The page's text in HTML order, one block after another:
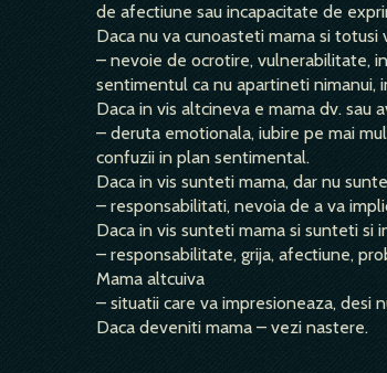
de afectiune sau incapacitate de
Daca nu va cunoasteti mama si totusi
– nevoie de ocrotire, vulnerabilitate,
sentimentul ca nu apartineti nimanui,
Daca in vis altcineva e mama dv. sau
– deruta emotionala, iubire pe mai
confuzii in plan sentimental.
Daca in vis sunteti mama, dar nu
– responsabilitati, nevoia de a va
Daca in vis sunteti mama si sunteti si
– responsabilitate, grija, afectiune,
Mama altcuiva
– situatii care va impresioneaza, desi
Daca deveniti mama – vezi nastere.